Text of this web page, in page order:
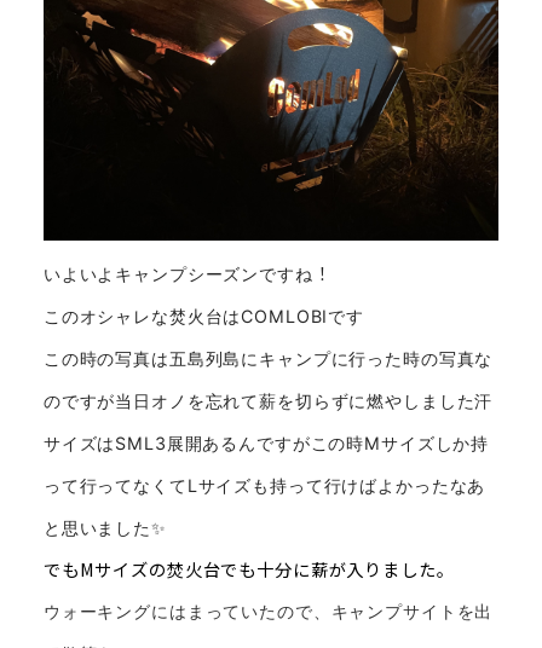
いよいよキャンプシーズンですね ！
このオシャレな焚火台はCOMLOBIです
この時の写真は五島列島にキャンプに行った時の写真な
のですが当日オノを忘れて薪を切らずに燃やしました汗
サイズはSML3展開あるんですがこの時Mサイズしか持
って行ってなくてⅬサイズも持って行けばよかったなあ
と思いました✨
でもMサイズの焚火台でも十分に薪が入りました。
ウォーキングにはまっていたので、キャンプサイトを出